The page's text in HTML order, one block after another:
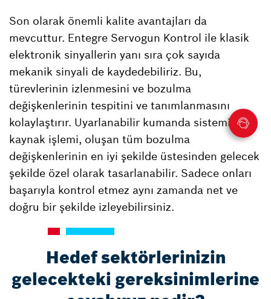
Son olarak önemli kalite avantajları da
mevcuttur. Entegre Servogun Kontrol ile klasik
elektronik sinyallerin yanı sıra çok sayıda
mekanik sinyali de kaydedebiliriz. Bu,
türevlerinin izlenmesini ve bozulma
değişkenlerinin tespitini ve tanımlanmasını
kolaylaştırır. Uyarlanabilir kumanda sistemiyle
kaynak işlemi, oluşan tüm bozulma
değişkenlerinin en iyi şekilde üstesinden gelecek
şekilde özel olarak tasarlanabilir. Sadece onları
başarıyla kontrol etmez aynı zamanda net ve
doğru bir şekilde izleyebilirsiniz.
Hedef sektörlerinizin
gelecekteki gereksinimlerine